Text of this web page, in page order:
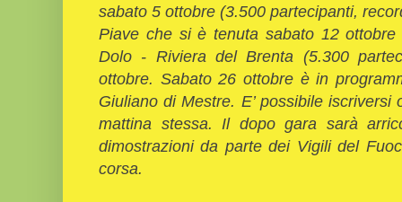
sabato 5 ottobre (3.500 partecipanti,
Piave che si è tenuta sabato 12
Dolo - Riviera del Brenta (5.300
ottobre. Sabato 26 ottobre è in
Giuliano di Mestre. E’ possibile
mattina stessa. Il dopo gara sarà
dimostrazioni da parte dei Vigili del
corsa.